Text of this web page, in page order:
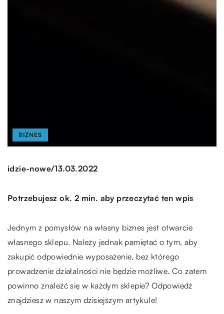
BIZNES
idzie-nowe/13.03.2022
Potrzebujesz ok. 2 min. aby przeczytać ten wpis
Jednym z pomysłów na własny biznes jest otwarcie
własnego sklepu. Należy jednak pamiętać o tym, aby
zakupić odpowiednie wyposażenie, bez którego
prowadzenie działalności nie będzie możliwe. Co zatem
powinno znaleźć się w każdym sklepie? Odpowiedź
znajdziesz w naszym dzisiejszym artykule!